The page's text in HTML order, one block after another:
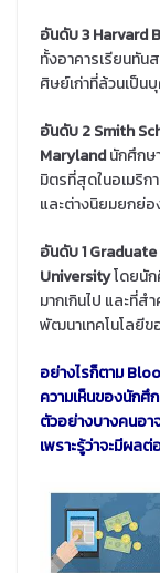
อันดับ 3 Harvard
ทั้งอาคารเรียนทัน
ศิษย์เก่าที่ล้วนเป็
อันดับ 2 Smith
Marylandนักศึกษ
มิตรที่สุดในอเมริก
และต่างนิยมยกย่อ
อันดับ 1
Universityโดยนัก
มากเกินไป และที่
พัฒนาเทคโนโลยีข
อย่างไรก็ตาม
ความเห็นของนักศึ
ตัวอย่างบางคนอา
เพราะรู้ว่าจะมีผล